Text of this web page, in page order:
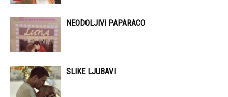
NEODOLJIVI PAPARACO
SLIKE LJUBAVI